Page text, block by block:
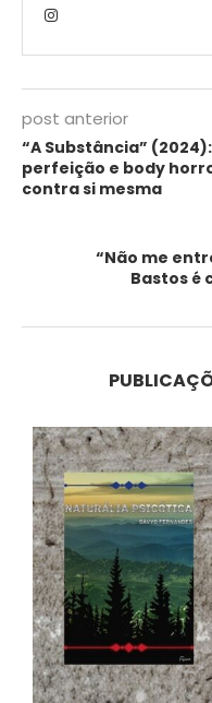
post anterior
“A Substância”
perfeição e body
contra si mesma
“Não me
Bastos é